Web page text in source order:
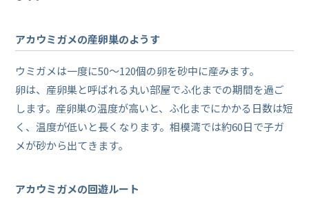
アカウミガメの産卵巣のようす
ウミガメは一度に50～120個の卵を砂中に産みます。
卵は、産卵巣と呼ばれる丸い部屋でふ化までの期間を過ご
します。産卵巣の温度が高いと、ふ化までにかかる日数は短
く、温度が低いと長くなります。相模湾では約60日で子ガ
メが砂から出てきます。
アカウミガメの回遊ルート